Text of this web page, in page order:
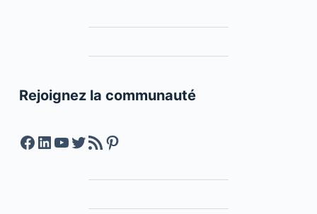
Rejoignez la communauté
Facebook
LinkedIn
YouTube
Twitter
Feed RSSPinterest